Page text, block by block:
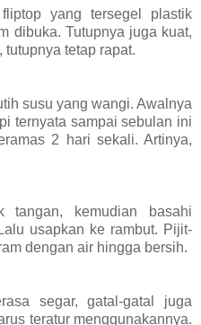
yang tersegel plastik
dibuka. Tutupnya juga kuat,
tetap rapat.
susu yang wangi. Awalnya
ternyata sampai sebulan ini
2 hari sekali. Artinya,
tangan, kemudian basahi
usapkan ke rambut. Pijit-
dengan air hingga bersih.
segar, gatal-gatal juga
teratur menggunakannya.